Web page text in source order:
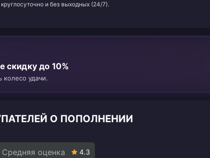
и без выходных (24/7).
скидку до 10%
колесо удачи.
О ПОПОЛНЕНИИ
Средняя оценка 4.3